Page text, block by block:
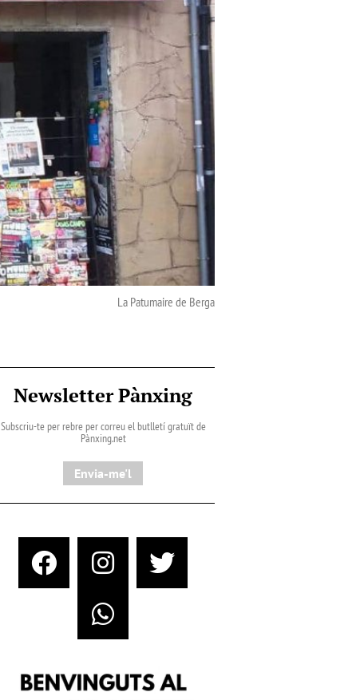
La Patumaire de Berga
Newsletter Pànxing
Subscriu-te per rebre per correu el butlletí gratuït de
Pànxing.net​
Envia-me'l